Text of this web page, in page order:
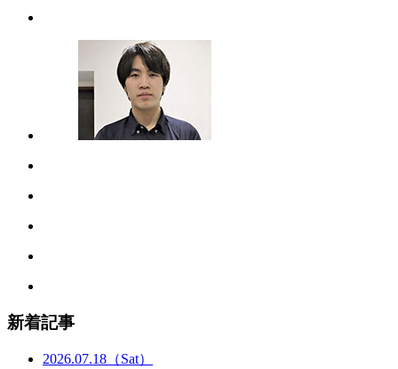
新着記事
2026.07.18 （Sat）